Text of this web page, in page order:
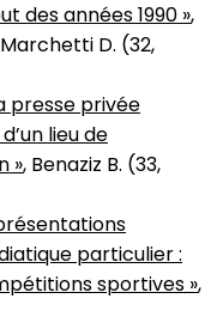
des années 1990 »,
D. (32,
presse privée
lieu de
», Benaziz B. (33,
particulier :
sportives »,